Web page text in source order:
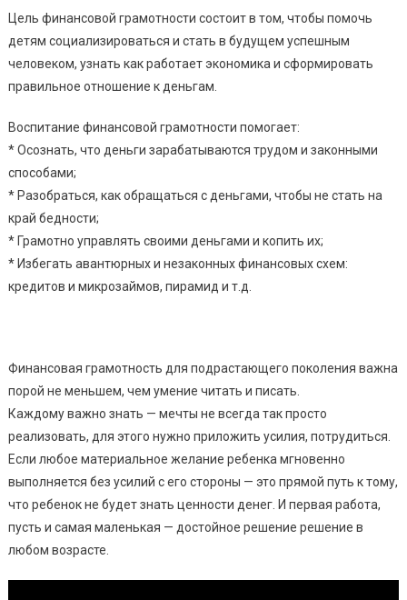
Цель финансовой грамотности состоит в том, чтобы помочь
детям социализироваться и стать в будущем успешным
человеком, узнать как работает экономика и сформировать
правильное отношение к деньгам.
Воспитание финансовой грамотности помогает:
* Осознать, что деньги зарабатываются трудом и законными
способами;
* Разобраться, как обращаться с деньгами, чтобы не стать на
край бедности;
* Грамотно управлять своими деньгами и копить их;
* Избегать авантюрных и незаконных финансовых схем:
кредитов и микрозаймов, пирамид и т.д.
Финансовая грамотность для подрастающего поколения важна
порой не меньшем, чем умение читать и писать.
Каждому важно знать — мечты не всегда так просто
реализовать, для этого нужно приложить усилия, потрудиться.
Если любое материальное желание ребенка мгновенно
выполняется без усилий с его стороны — это прямой путь к тому,
что ребенок не будет знать ценности денег. И первая работа,
пусть и самая маленькая — достойное решение решение в
любом возрасте.